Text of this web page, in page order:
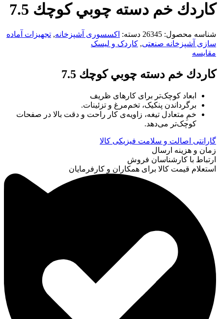
كاردك خم دسته چوبي كوچك 7.5
شناسه محصول: 26345 دسته: اکسسوری آشپزخانه, تجهیزات آماده
سازی آشپزخانه صنعتی, کاردک و لیسک
مقایسه
كاردك خم دسته چوبي كوچك 7.5
ابعاد کوچک‌تر برای کارهای ظریف
برگرداندن پنکیک، تخم‌مرغ و تزئینات.
خمِ متعادل تیغه، زاویه‌ی کار راحت و دقت بالا در صفحات
کوچک‌تر می‌دهد.
گارانتی اصالت و سلامت فیزیکی کالا
زمان و هزینه ارسال
ارتباط با کارشناسان فروش
استعلام قیمت کالا برای همکاران و کارفرمایان